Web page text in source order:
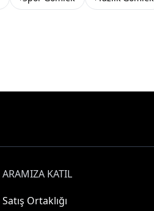
ARAMIZA KATIL
Satış Ortaklığı